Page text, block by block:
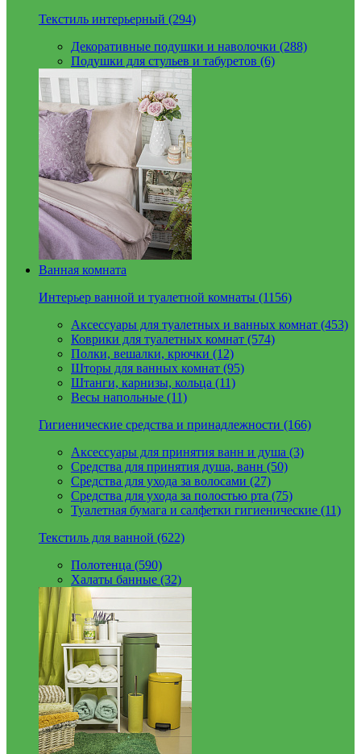
Текстиль интерьерный (294)
Декоративные подушки и наволочки (288)
Подушки для стульев и табуретов (6)
Ванная комната
Интерьер ванной и туалетной комнаты (1156)
Аксессуары для туалетных и ванных комнат (453)
Коврики для туалетных комнат (574)
Полки, вешалки, крючки (12)
Шторы для ванных комнат (95)
Штанги, карнизы, кольца (11)
Весы напольные (11)
Гигиенические средства и принадлежности (166)
Аксессуары для принятия ванн и душа (3)
Средства для принятия душа, ванн (50)
Средства для ухода за волосами (27)
Средства для ухода за полостью рта (75)
Туалетная бумага и салфетки гигиенические (11)
Текстиль для ванной (622)
Полотенца (590)
Халаты банные (32)